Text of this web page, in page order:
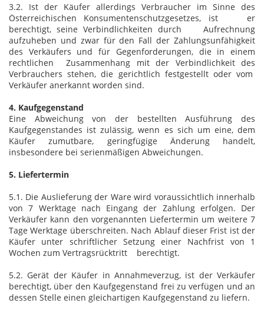
3.2. Ist der Käufer allerdings Verbraucher im Sinne des
Österreichischen Konsumentenschutzgesetzes, ist er
berechtigt, seine Verbindlichkeiten durch Aufrechnung
aufzuheben und zwar für den Fall der Zahlungsunfähigkeit
des Verkäufers und für Gegenforderungen, die in einem
rechtlichen Zusammenhang mit der Verbindlichkeit des
Verbrauchers stehen, die gerichtlich festgestellt oder vom
Verkäufer anerkannt worden sind.
4. Kaufgegenstand
Eine Abweichung von der bestellten Ausführung des
Kaufgegenstandes ist zulässig, wenn es sich um eine, dem
Käufer zumutbare, geringfügige Änderung handelt,
insbesondere bei serienmäßigen Abweichungen.
5. Liefertermin
5.1. Die Auslieferung der Ware wird voraussichtlich innerhalb
von 7 Werktage nach Eingang der Zahlung erfolgen. Der
Verkäufer kann den vorgenannten Liefertermin um weitere 7
Tage Werktage überschreiten. Nach Ablauf dieser Frist ist der
Käufer unter schriftlicher Setzung einer Nachfrist von 1
Wochen zum Vertragsrücktritt berechtigt.
5.2. Gerät der Käufer in Annahmeverzug, ist der Verkäufer
berechtigt, über den Kaufgegenstand frei zu verfügen und an
dessen Stelle einen gleichartigen Kaufgegenstand zu liefern.